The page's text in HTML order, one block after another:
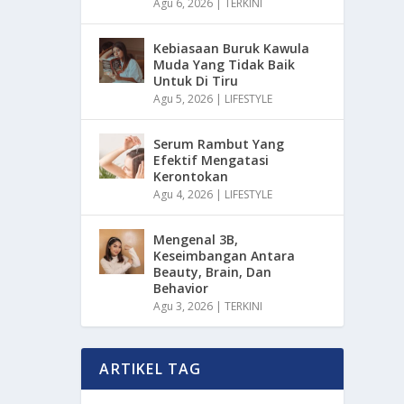
Agu 6, 2026 TERKINI
Kebiasaan Buruk Kawula
Muda Yang Tidak Baik
Untuk Di Tiru
Agu 5, 2026 | LIFESTYLE
Serum Rambut Yang
Efektif Mengatasi
Kerontokan
Agu 4, 2026 | LIFESTYLE
Mengenal 3B,
Keseimbangan Antara
Beauty, Brain, Dan
Behavior
Agu 3, 2026 |TERKINI
ARTIKEL TAG